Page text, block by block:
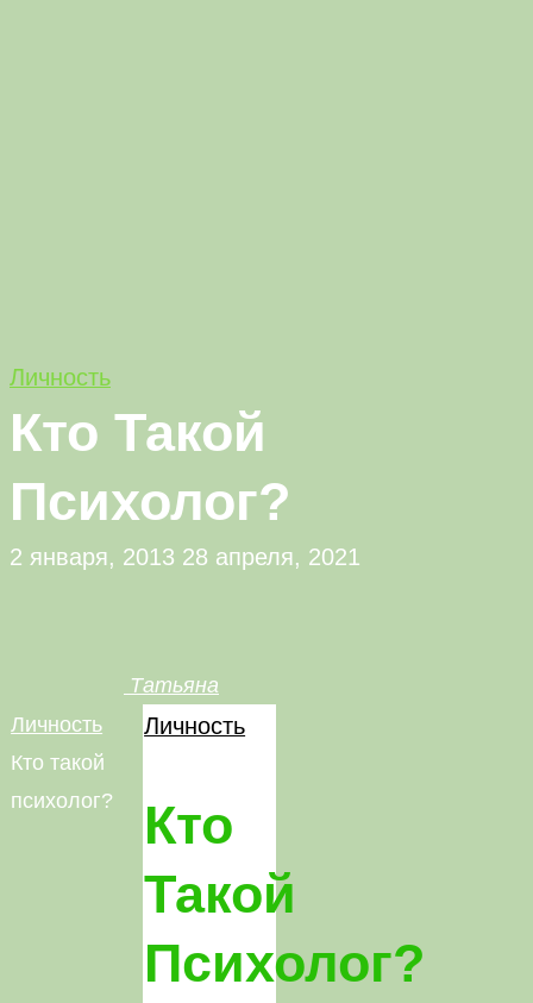
Личность
Кто Такой
Психолог?
2 января, 2013 28 апреля, 2021
Татьяна
Главная
Личность
Кто такой
психолог?
Личность
Кто
Такой
Психолог?